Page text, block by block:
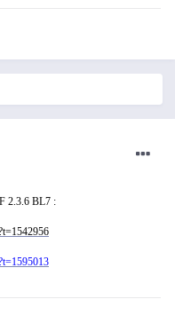
2.3.6 BL7 :